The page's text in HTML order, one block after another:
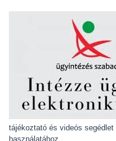
tájékoztató és videós
használatához